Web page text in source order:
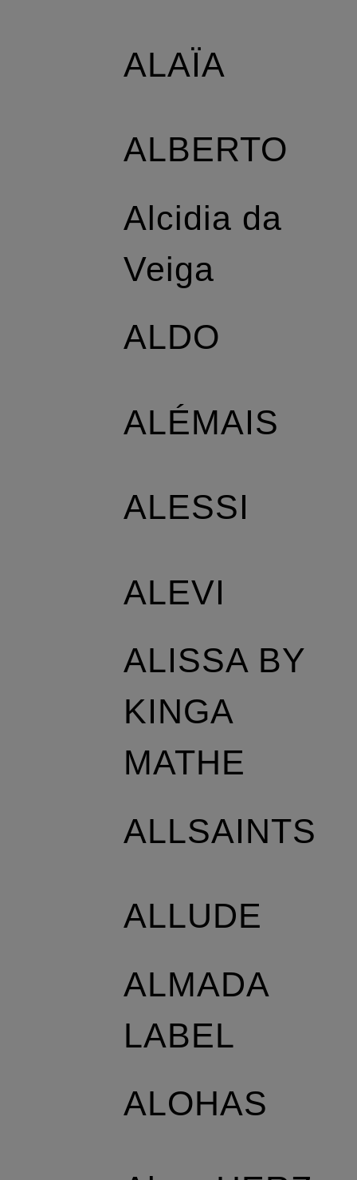
ALAÏA
ALBERTO
Alcidia da
Veiga
ALDO
ALÉMAIS
ALESSI
ALEVI
ALISSA BY
KINGA
MATHE
ALLSAINTS
ALLUDE
ALMADA
LABEL
ALOHAS